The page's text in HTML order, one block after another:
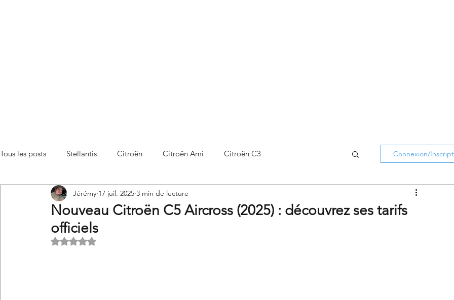
Tous les posts Stellantis Citroën Citroën Ami Citroën C3
Citroën C3 Aircross Citroën C4 Citroën C4 X
Citroën C5 X Citroën Berlingo
Connexion/
Nouveau Citroën C5 Aircross (2025) : découvrez ses tarifs
officiels
Jérémy 17 juil. 2025 3 min de lecture
Noté NaN étoiles sur 5.